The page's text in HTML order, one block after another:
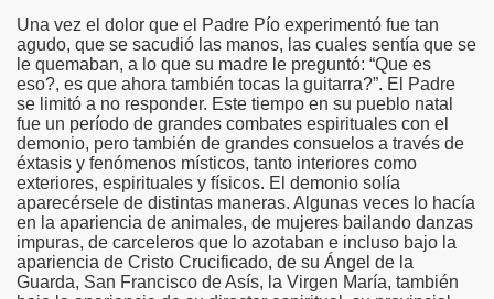
Una vez el dolor que el Padre Pío experimentó fue tan
agudo, que se sacudió las manos, las cuales sentía que se
le quemaban, a lo que su madre le preguntó: “Que es
eso?, es que ahora también tocas la guitarra?”. El Padre
se limitó a no responder. Este tiempo en su pueblo natal
fue un período de grandes combates espirituales con el
demonio, pero también de grandes consuelos a través de
éxtasis y fenómenos místicos, tanto interiores como
exteriores, espirituales y físicos. El demonio solía
aparecérsele de distintas maneras. Algunas veces lo hacía
en la apariencia de animales, de mujeres bailando danzas
impuras, de carceleros que lo azotaban e incluso bajo la
apariencia de Cristo Crucificado, de su Ángel de la
Guarda, San Francisco de Asís, la Virgen María, también